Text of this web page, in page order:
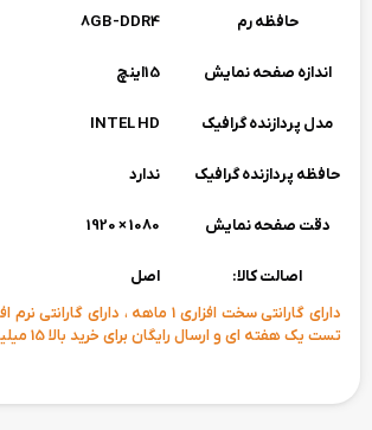
حافظه رم
اندازه صفحه نمایش
مدل پردازنده گرافیک
حافظه پردازنده گرافیک ندارد
دقت صفحه نمایش
اصالت کالا:
اصل
تست یک هفته ای و ارسال رایگان برای خرید بالا 15 میلیون .